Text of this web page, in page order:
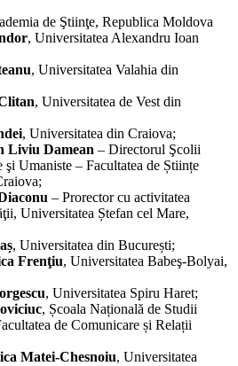
de Ştiinţe, Republica Moldova
, Universitatea Alexandru Ioan
, Universitatea Valahia din
, Universitatea de Vest din
, Universitatea din Craiova;
Liviu Damean – Directorul Şcolii
Umaniste – Facultatea de Științe
– Prorector cu activitatea
Universitatea Ștefan cel Mare,
, Universitatea din București;
Frenţiu, Universitatea Babeş-Bolyai,
, Universitatea Spiru Haret;
, Școala Națională de Studii
de Comunicare și Relații
Matei-Chesnoiu, Universitatea